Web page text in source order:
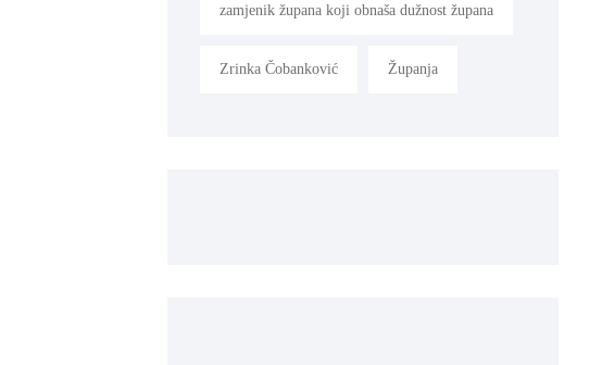
zamjenik župana koji obnaša dužnost župana
Zrinka Čobanković Županja